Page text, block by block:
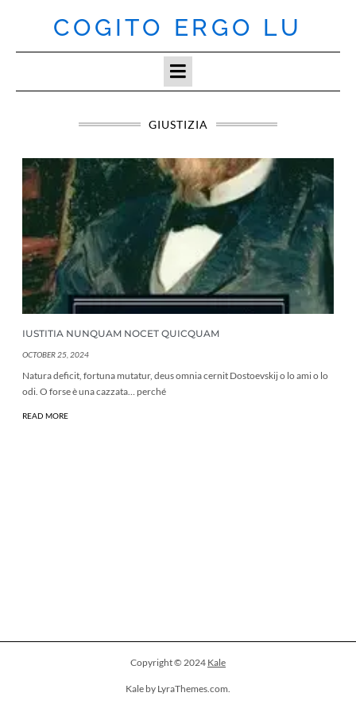
COGITO ERGO LU
GIUSTIZIA
IUSTITIA NUNQUAM NOCET QUICQUAM
OCTOBER 25, 2024
Natura deficit, fortuna mutatur, deus omnia cernit Dostoevskij o lo ami o lo
odi. O forse è una cazzata… perché
READ MORE
Copyright © 2024 Kale
Kale by LyraThemes.com.